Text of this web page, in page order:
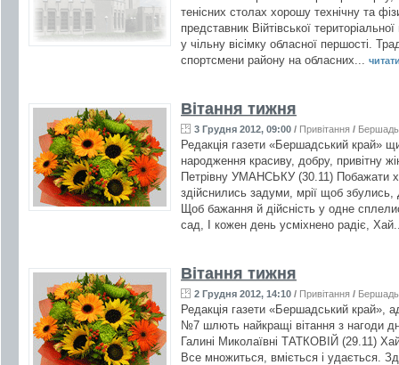
тенісних столах хорошу технічну та
представник Війтівської
у чільну вісімку обласної першості.
спортсмени району на обласних...
Вітання тижня
3 Грудня 2012, 09:00 / Привітання / Бершадь
Редакція газети «Бершадський край»
народження красиву, добру, привітну
Петрівну УМАНСЬКУ (30.11) Побажати
здійснились задуми, мрії щоб
Щоб бажання й дійсність у одне
сад, І кожен день усміхнено радіє,
Вітання тижня
2 Грудня 2012, 14:10 / Привітання / Бершадь
Редакція газети «Бершадський край»,
№7 шлють найкращі вітання з нагоди
Галині Миколаївні ТАТКОВІЙ (29.11)
Все множиться, вміється і удається.